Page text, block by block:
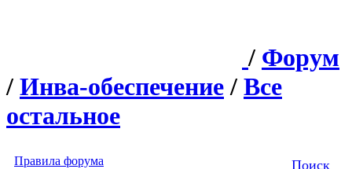
/ Форум
/ Инва-обеспечение / Все
остальное
Правила форума Поиск